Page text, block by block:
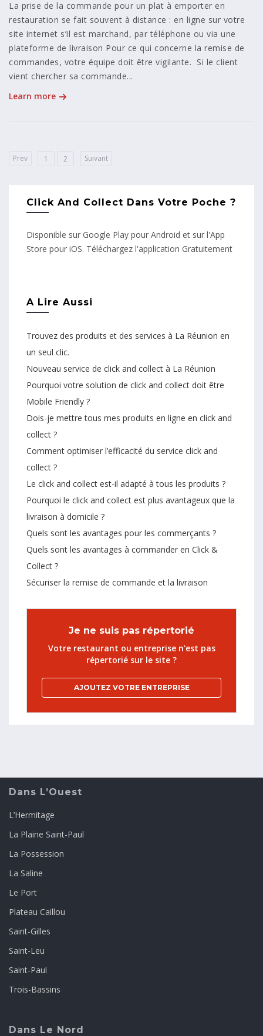
La prise de la commande pour un plat à emporter en
restauration se fait souvent à distance : en ligne sur votre
site internet s’il est marchand, par téléphone ou via une
plateforme de livraison Pour ce qui concerne la remise de
commandes, votre équipe doit être vigilante. Si le client
vient chercher sa commande...
Learn more
Prev 1 2 Suivant
Click And Collect Dans Votre Poche ?
Disponible sur Google Play pour Android et sur l'App
Store pour iOS. Téléchargez l'application Gratuitement
A Lire Aussi
Trouvez des produits et des services à La Réunion en
un seul clic.
Nouveau service de click and collect à La Réunion
Pourquoi votre solution de click and collect doit être
Mobile Friendly ?
Dois-je mettre tous mes produits en ligne en click and
collect ?
Comment optimiser l’efficacité du service click and
collect ?
Le click and collect est-il adapté à tous les produits ?
Pourquoi le click and collect est plus avantageux que la
livraison à domicile ?
Quels sont les avantages pour les commerçants ?
Quels sont les avantages à commander en Click &
Collect ?
Sécuriser la remise de commande et la livraison
Je ne suis pas répertorié
Votre restaurant ou entreprise n'est pas
répertorié sur le site ?
AJOUTEZ VOTRE ENTREPRISE
Dans L’Ouest
L’Hermitage
La Plaine Saint-Paul
La Possession
La Saline
Le Port
Plateau Caillou
Saint-Gilles
Saint-Leu
Saint-Paul
Trois-Bassins
Dans Le Nord